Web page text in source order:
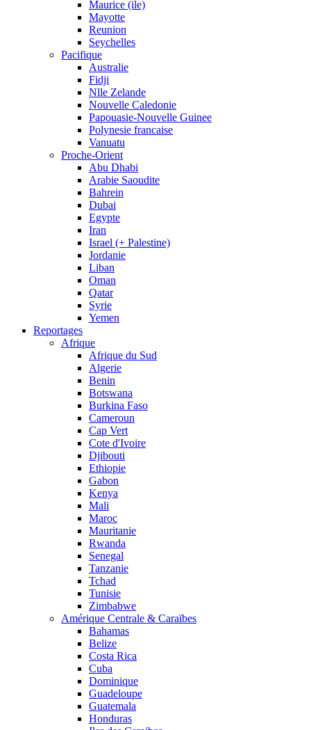
Maurice (ile)
Mayotte
Reunion
Seychelles
Pacifique
Australie
Fidji
Nlle Zelande
Nouvelle Caledonie
Papouasie-Nouvelle Guinee
Polynesie francaise
Vanuatu
Proche-Orient
Abu Dhabi
Arabie Saoudite
Bahrein
Dubai
Egypte
Iran
Israel (+ Palestine)
Jordanie
Liban
Oman
Qatar
Syrie
Yemen
Reportages
Afrique
Afrique du Sud
Algerie
Benin
Botswana
Burkina Faso
Cameroun
Cap Vert
Cote d'Ivoire
Djibouti
Ethiopie
Gabon
Kenya
Mali
Maroc
Mauritanie
Rwanda
Senegal
Tanzanie
Tchad
Tunisie
Zimbabwe
Amérique Centrale & Caraïbes
Bahamas
Belize
Costa Rica
Cuba
Dominique
Guadeloupe
Guatemala
Honduras